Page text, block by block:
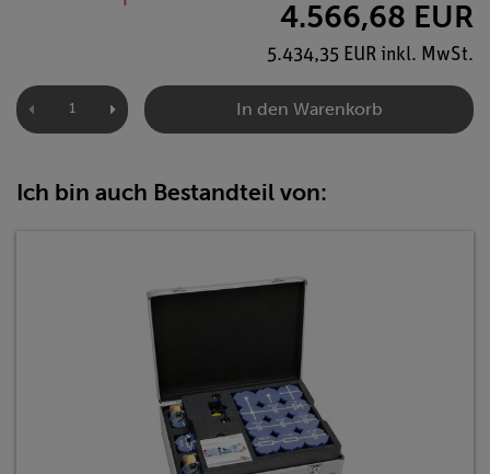
4.566,68 EUR
5.434,35 EUR inkl. MwSt.
In den Warenkorb
Ich bin auch Bestandteil von: